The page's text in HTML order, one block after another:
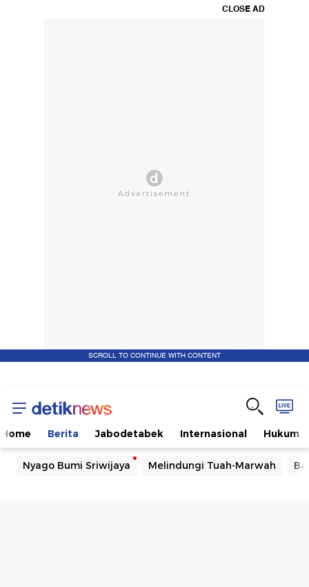
CLOSE AD
SCROLL TO CONTINUE WITH CONTENT
Home Berita Jabodetabek Internasional Hukum
Nyago Bumi Sriwijaya Melindungi Tuah-Marwah